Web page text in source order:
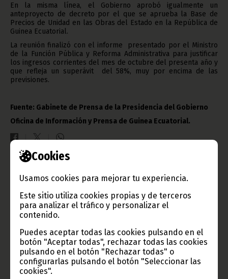
Cookies
Usamos cookies para mejorar tu experiencia.
Este sitio utiliza cookies propias y de terceros
para analizar el tráfico y personalizar el
contenido.
Puedes aceptar todas las cookies pulsando en el
botón "Aceptar todas", rechazar todas las cookies
pulsando en el botón "Rechazar todas" o
configurarlas pulsando el botón "Seleccionar las
cookies".
En la misma línea, el Gobierno aprobó igualmente un
anteproyecto de decreto por el que se aprueba la Base de
Precios de Unidad en las Obras del Estado en la República de
Guinea Ecuatorial.
La reunión finalizó con el informe presentado por el Ministro
de la Función Pública y Reforma Administrativa para justificar
los ingresos corrientes del mes de octubre del presenta año y
que refleja un superávit del 58%, muy por encima de las
previsiones.
Fuente: Gabinete de Prensa de la Presidencia del Gobierno
Oficina de Información y Prensa de Guinea Ecuatorial.
Gobierno e Instituciones